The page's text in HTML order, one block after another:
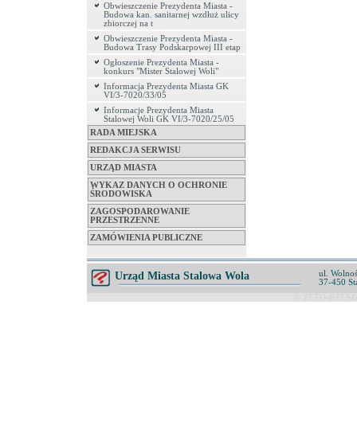
Obwieszczenie Prezydenta Miasta -
Budowa kan. sanitarnej wzdłuż ulicy
zbiorczej na t
Obwieszczenie Prezydenta Miasta -
Budowa Trasy Podskarpowej III etap
Ogłoszenie Prezydenta Miasta -
konkurs "Mister Stalowej Woli"
Informacja Prezydenta Miasta GK
VI/3-7020/33/05
Informacje Prezydenta Miasta
Stalowej Woli GK VI/3-7020/25/05
RADA MIEJSKA
REDAKCJA SERWISU
URZĄD MIASTA
WYKAZ DANYCH O OCHRONIE
ŚRODOWISKA
ZAGOSPODAROWANIE
PRZESTRZENNE
ZAMÓWIENIA PUBLICZNE
Urząd Miasta Stalowa Wola
ul.
37-450